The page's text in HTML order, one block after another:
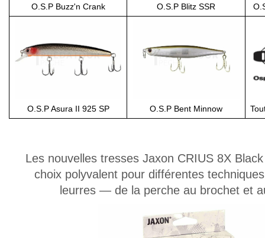
O.S.P Buzz'n Crank O.S.P Blitz SSR
O.S.P Asura II 925 SP O.S.P Bent Minnow
Les nouvelles tresses Jaxon CRIUS 8X
choix polyvalent pour différentes
leurres — de la perche au brochet et